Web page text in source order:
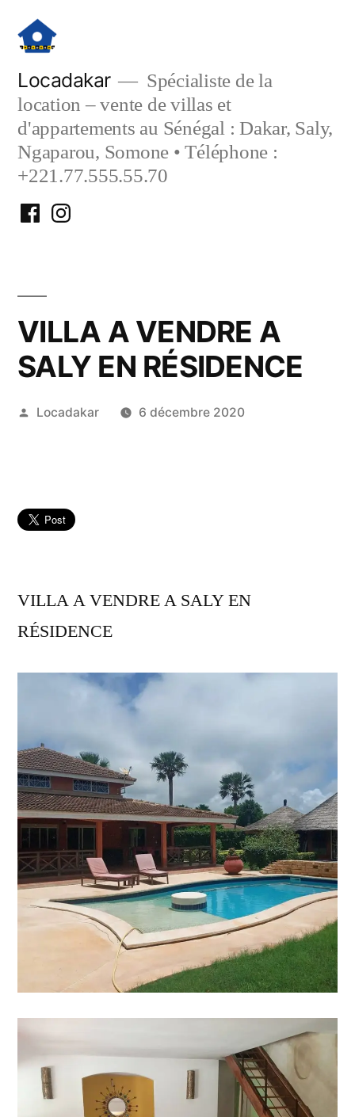
contenu
Locadakar
Spécialiste de la
location – vente de villas et
d'appartements au Sénégal : Dakar, Saly,
Ngaparou, Somone • Téléphone :
+221.77.555.55.70
FacebookInstagram
VILLA A VENDRE A
SALY EN RÉSIDENCE
Publié
Locadakar 6 décembre 2020
VILLA A VENDRE A SALY EN
RÉSIDENCE